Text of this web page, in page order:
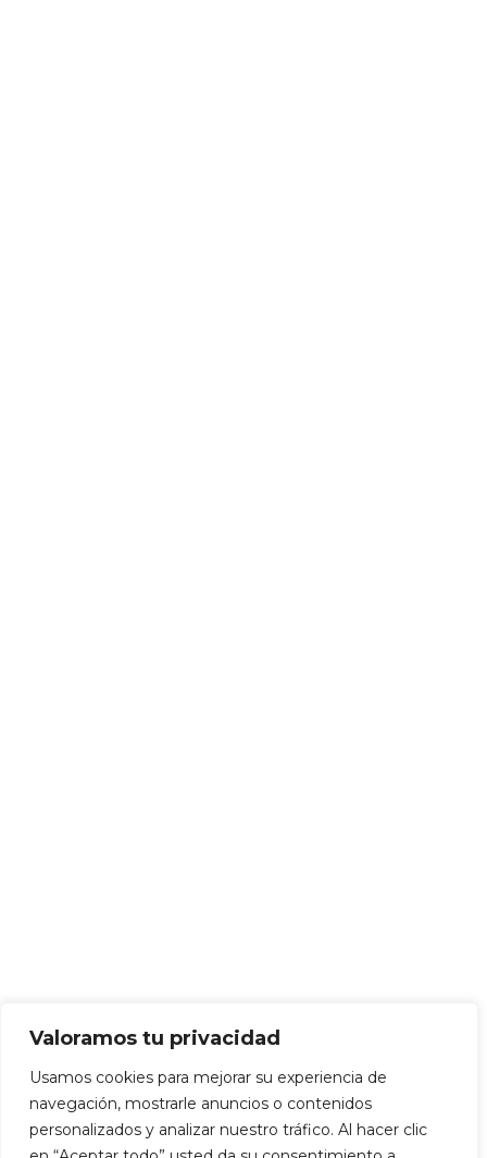
Valoramos tu privacidad
Usamos cookies para mejorar su experiencia de
navegación, mostrarle anuncios o contenidos
personalizados y analizar nuestro tráfico. Al hacer clic